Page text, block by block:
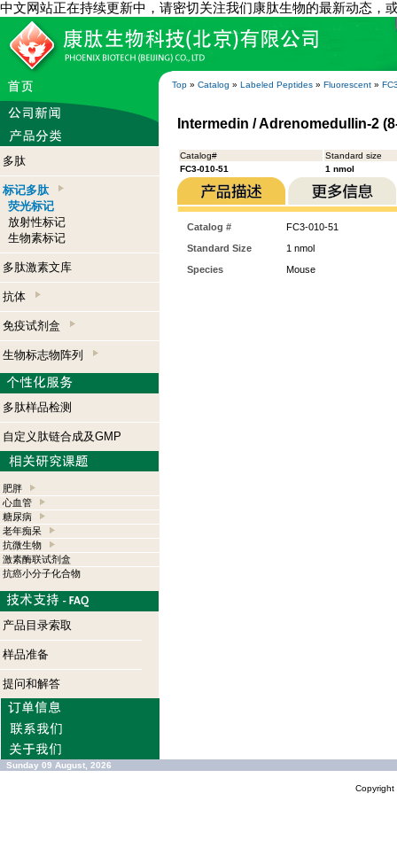
中文网站正在持续更新中，请密切关注我们康肽生物的最新动态，
Top » Catalog » Labeled Peptides » Fluorescent »
多肽
标记多肽
荧光标记
放射性标记
生物素标记
多肽激素文库
抗体
免疫试剂盒
生物标志物阵列
多肽样品检测
自定义肽链合成及GMP
肥胖
心血管
糖尿病
老年痴呆
抗微生物
激素酶联试剂盒
抗癌小分子化合物
产品目录索取
样品准备
提问和解答
Intermedin / Adrenomedullin-2
Catalog#
Standard size
FC3-010-51
1 nmol
Catalog #
FC3-010-51
Standard Size
1 nmol
Species
Mouse
Sunday 09 August, 2026